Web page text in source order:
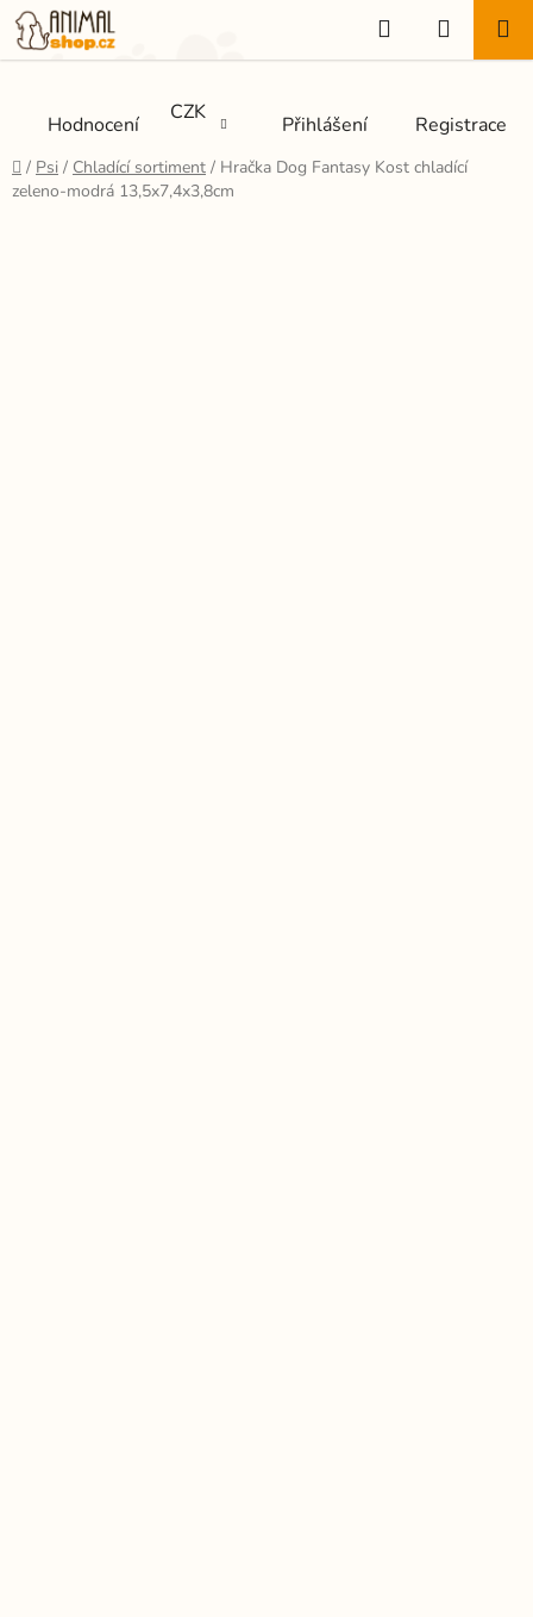
Přejít
na
obsah
Hodnocení CZK Přihlášení Registrace
Hledat
KOŠÍK
Domů
/ Psi / Chladící sortiment / Hračka Dog Fantasy Kost chladící
zeleno-modrá 13,5x7,4x3,8cm